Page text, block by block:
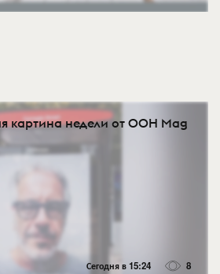
картина недели от OOH Mag
Сегодня в 15:24 8